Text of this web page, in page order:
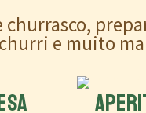
churrasco,
e muito